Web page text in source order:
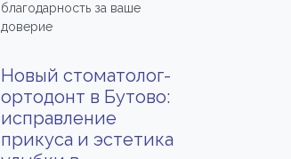
благодарность за ваше
доверие
Новый стоматолог-
ортодонт в Бутово:
исправление
прикуса и эстетика